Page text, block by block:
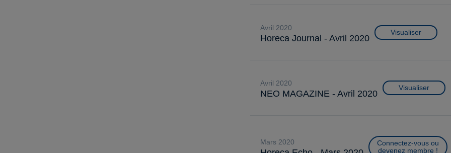
avril 2020
Horeca Journal - Avril 2020
Visualiser
avril 2020
NEO MAGAZINE - Avril 2020
Visualiser
mars 2020
Connectez-vous ou
devenez membre !